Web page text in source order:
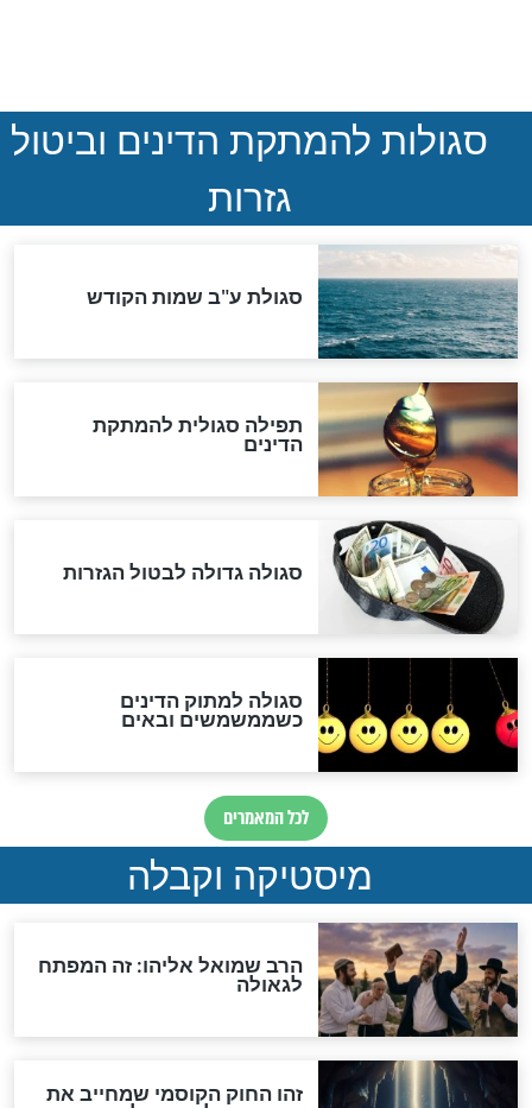
ההסכם החשאי של טראמפ
ואיראן: בלי שקיפות ועם הרבה
סימני שאלה
המסמך האבוד שנחשף
במרתפי מוסקבה: כתב היד
הנדיר של הרשב"ם התגלה
"מודה לקב"ה על כל השנים"
לכל המאמרים
אחרית הימים
האם אפשר לחשב את הקץ?
מה יהיה בימות המשיח?